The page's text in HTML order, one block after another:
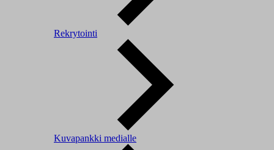
Rekrytointi
Kuvapankki medialle